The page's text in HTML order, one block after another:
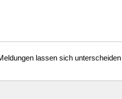
lassen sich